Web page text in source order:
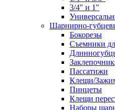
3/4" и 1"
Шарнирно-
Бокорезы
Съемники
Пассатижи
Клещи/
Пинцеты
Клещи
Наборы